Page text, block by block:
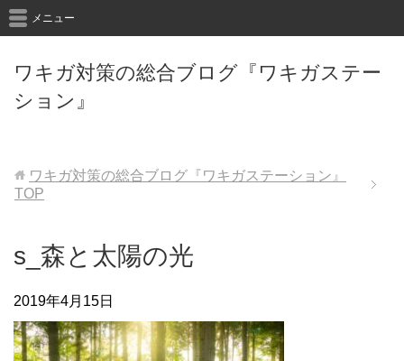
ワキガ対策の総合ブログ『ワキガステー
ション』
メニュー
ワキガ対策の総合ブログ『ワキガステーション』
TOP
s_森と太陽の光
2019年4月15日